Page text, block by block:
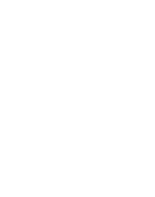
价格,3310SC3采购331